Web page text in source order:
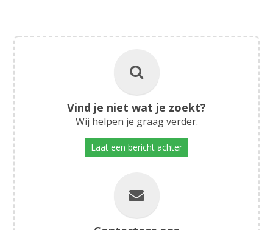
Vind je niet wat je zoekt?
Wij helpen je graag verder.
Laat een bericht achter